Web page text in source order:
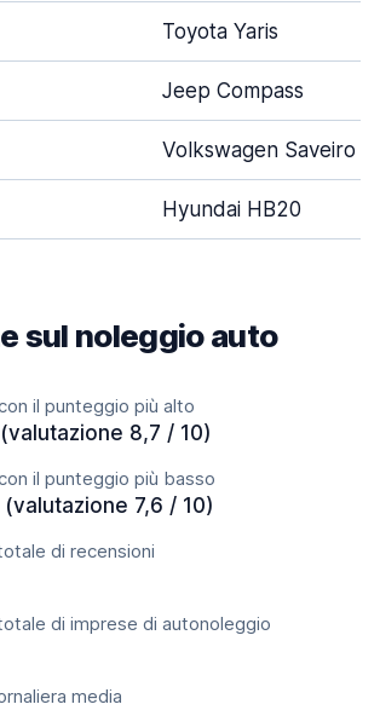
Toyota Yaris
Jeep Compass
Volkswagen Saveiro
Hyundai HB20
sul noleggio auto
il punteggio più alto
8,7 / 10)
il punteggio più basso
7,6 / 10)
di recensioni
di imprese di autonoleggio
media